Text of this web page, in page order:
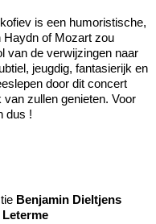
is een humoristische,
Haydn of Mozart zou
van de verwijzingen naar
jeugdig, fantasierijk en
door dit concert
zullen genieten. Voor
dus !
Benjamin Dieltjens